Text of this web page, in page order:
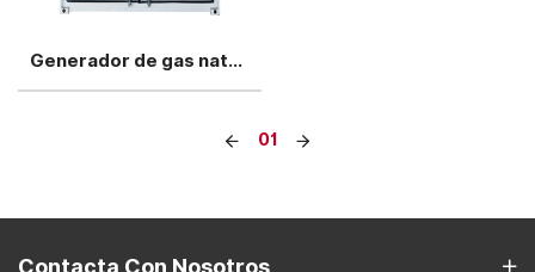
Generador de gas natural Shangchai de 1000kw
01